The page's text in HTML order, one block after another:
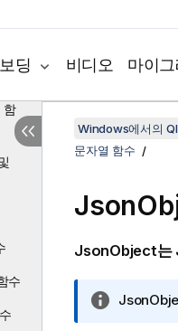
딩 비디오 마이
함
수
Windows에서의
문자열 함수
JsonObject는
정